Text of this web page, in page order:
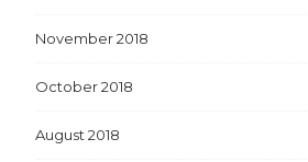
November 2018
October 2018
August 2018